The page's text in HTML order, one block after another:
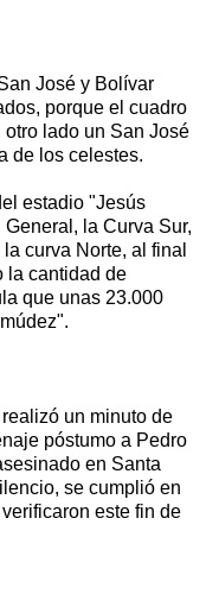
José y Bolívar
porque el cuadro
lado un San José
de los celestes.
estadio "Jesús
la Curva Sur,
curva Norte, al final
la cantidad de
que unas 23.000
un minuto de
póstumo a Pedro
en Santa
se cumplió en
este fin de